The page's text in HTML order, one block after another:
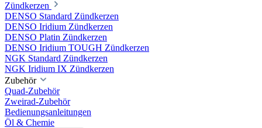
Zündkerzen
DENSO Standard Zündkerzen
DENSO Iridium Zündkerzen
DENSO Platin Zündkerzen
DENSO Iridium TOUGH Zündkerzen
NGK Standard Zündkerzen
NGK Iridium IX Zündkerzen
Zubehör
Quad-Zubehör
Zweirad-Zubehör
Bedienungsanleitungen
Öl & Chemie